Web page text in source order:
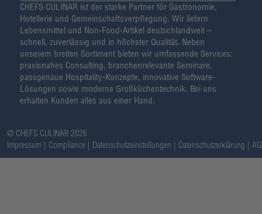
CHEFS CULINAR ist der starke Partner für Gastronomie,
Hotellerie und Gemeinschaftsverpflegung. Wir liefern
Lebensmittel und Non-Food-Artikel deutschlandweit –
schnell, zuverlässig und in höchster Qualität. Neben
unserem breiten Sortiment bieten wir umfassende Services:
praxisnahes Consulting, branchenrelevante Seminare,
passgenaue Hospitality-Konzepte, innovative Software-
Lösungen sowie moderne Großküchentechnik. Bei uns
erhalten Kunden alles aus einer Hand.
@ CHEFS CULINAR 2026
Impressum
Compliance Datenschutzeinstellungen Datenschutzerklärung